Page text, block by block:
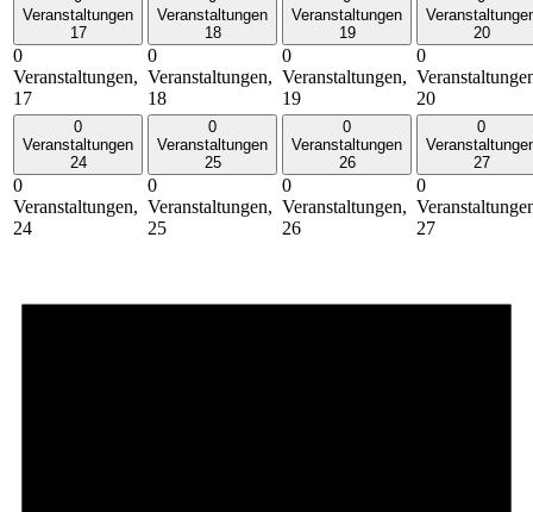
Veranstaltungen
17
0
Veranstaltungen,
17
Veranstaltungen
18
0
Veranstaltungen,
18
Veranstaltungen
19
0
Veranstaltungen,
19
20
0
20
0
Veranstaltungen
24
0
Veranstaltungen,
24
0
Veranstaltungen
25
0
Veranstaltungen,
25
0
Veranstaltungen
26
0
Veranstaltungen,
26
0
27
0
27